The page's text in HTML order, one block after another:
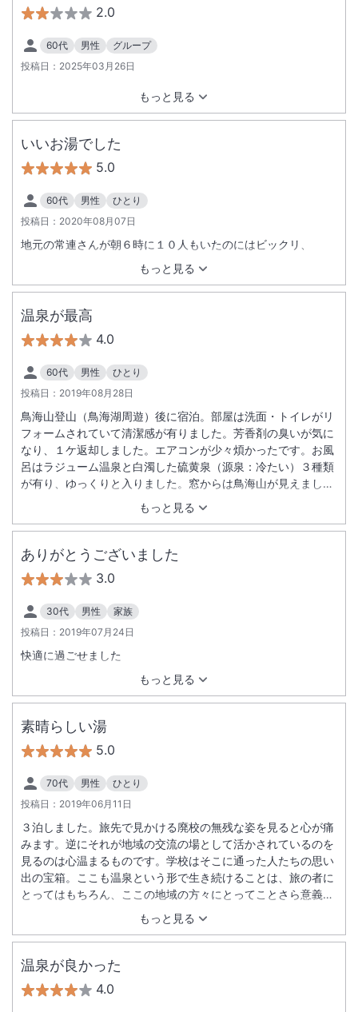
2.0
60代 男性
グループ
投稿日： 2025年03月26日
もっと見る
いいお湯でした
5.0
60代 男性
ひとり
投稿日： 2020年08月07日
もっと見る
地元の常連さんが朝６時に１０人もいたのにはビックリ、
温泉が最高
4.0
60代 男性
ひとり
投稿日： 2019年08月28日
もっと見る
鳥海山登山（鳥海湖周遊）後に宿泊。部屋は洗面・トイレがリ
フォームされていて清潔感が有りました。芳香剤の臭いが気に
なり、１ケ返却しました。エアコンが少々煩かったです。お風
呂はラジューム温泉と白濁した硫黄泉（源泉：冷たい）３種類
が有り、ゆっくりと入りました。窓からは鳥海山が見えまし
た。夕食は魚の煮付けとハンバーグの陶板焼きがメインでし
た。（初めは少ない感じでしたが結構満足しました。）カニの
味噌汁付き。売店で購入した飲み物は、持ち込みＯＫでした。
朝食も品数もそこそこで満足しました。
ありがとうございました
3.0
30代 男性
家族
投稿日： 2019年07月24日
もっと見る
快適に過ごせました
素晴らしい湯
5.0
70代 男性
ひとり
投稿日： 2019年06月11日
もっと見る
３泊しました。旅先で見かける廃校の無残な姿を見ると心が痛
みます。逆にそれが地域の交流の場として活かされているのを
見るのは心温まるものです。学校はそこに通った人たちの思い
出の宝箱。ここも温泉という形で生き続けることは、旅の者に
とってはもちろん、ここの地域の方々にとってことさら意義あ
ることなのではないでしょうか。いっぱい掲げられた同窓会の
写真がそれを物語っていました。玄関を入ると下駄箱には宿泊
者の名前が付けられ、部屋は１年２組。その演出ですでにがき
の時代にタイムスリップ。ただし部屋には学校の面影はありま
い湯です。調子に乗って入りすぎて２日目に湯あたりをおこ
温泉が良かった
4.0